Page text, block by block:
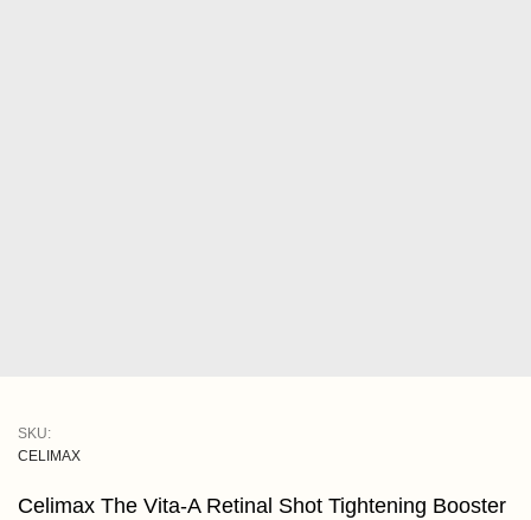
Celimax The Vita-A Retinal Shot Tightening Booster
CELIMAX
SKU: